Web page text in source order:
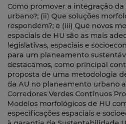
Como promover a integração
urbano?; (ii) Que soluções
respondem?; e (iii) Que novos
espaciais de HU são as mais
legislativas, espaciais e
para um planeamento
destacamos, como principal
proposta de uma metodologia
da AU no planeamento urbano
Corredores Verdes Contínuos
Modelos morfológicos de HU
especificações espaciais e